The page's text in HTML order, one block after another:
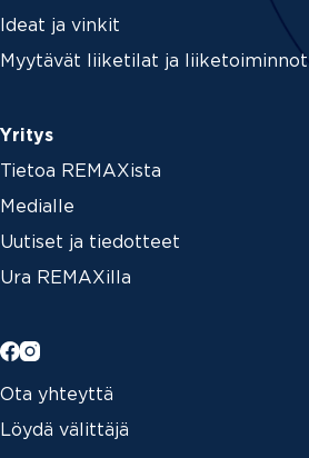
Ideat ja vinkit
Myytävät liiketilat ja liiketoiminnot
Yritys
Tietoa REMAXista
Medialle
Uutiset ja tiedotteet
Ura REMAXilla
Ota yhteyttä
Löydä välittäjä